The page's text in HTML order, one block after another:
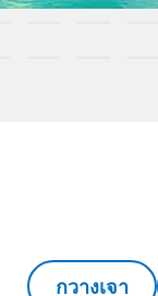
กวางเจา